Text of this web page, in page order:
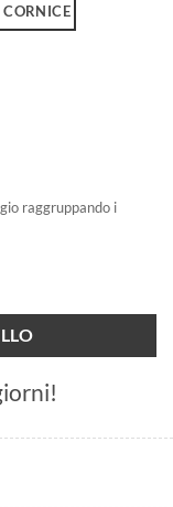
CORNICE
raggruppando i